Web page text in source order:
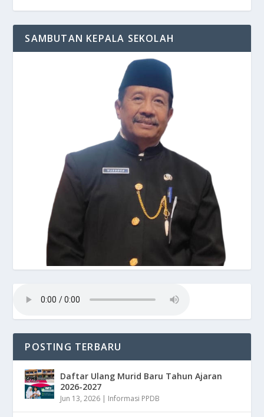
SAMBUTAN KEPALA SEKOLAH
POSTING TERBARU
Daftar Ulang Murid Baru Tahun Ajaran
2026-2027
Jun 13, 2026 | Informasi PPDB